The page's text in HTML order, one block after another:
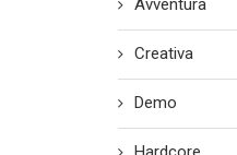
Avventura
Creativa
Demo